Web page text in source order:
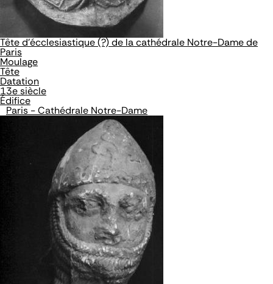
Tête d'écclesiastique (?) de la cathédrale Notre-Dame de
Paris
Moulage
Tête
Datation
13e siècle
Édifice
Paris - Cathédrale Notre-Dame